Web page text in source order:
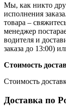
Мы, как никто
исполнения
товара –
менеджер
водителя и
заказа до 13:00)
Стоимость
Cтоимость
Доставка по